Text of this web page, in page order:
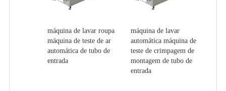
máquina de lavar roupa
máquina de teste de ar
automática de tubo de
entrada
máquina de lavar
automática máquina de
teste de crimpagem de
montagem de tubo de
entrada